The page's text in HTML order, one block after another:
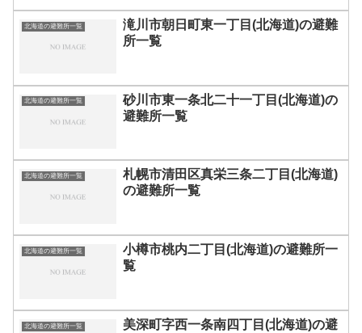
北海道の避難所一覧
滝川市朝日町東一丁目(北海道)の避難
所一覧
北海道の避難所一覧
砂川市東一条北二十一丁目(北海道)の
避難所一覧
北海道の避難所一覧
札幌市清田区真栄三条二丁目(北海道)
の避難所一覧
北海道の避難所一覧
小樽市桃内二丁目(北海道)の避難所一
覧
北海道の避難所一覧
美深町字西一条南四丁目(北海道)の避